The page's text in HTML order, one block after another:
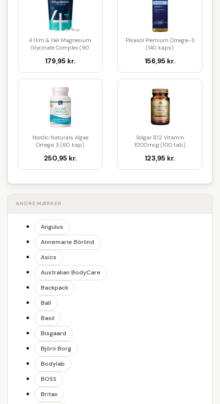
4 Him & Her Magnesium
Glycinate Complex (90
179,95 kr.
Pikasol Premium Omega-3
(140 kaps)
156,95 kr.
Nordic Naturals Algae
Omega 3 (60 kap)
250,95 kr.
Solgar B12 Vitamin
1000mcg (100 tab)
123,95 kr.
ANDRE MÆRKER
Angulus
Annemarie Börlind
Asics
Australian BodyCare
Backpack
Ball
Basil
Bisgaard
Björn Borg
Bodylab
BOSS
Britax